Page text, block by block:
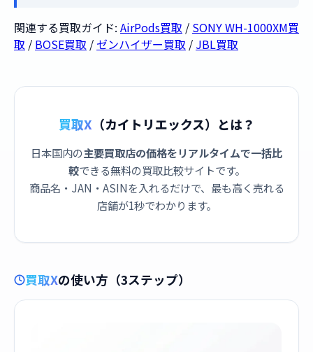
関連する買取ガイド: AirPods買取 / SONY WH-1000XM買
取 / BOSE買取 / ゼンハイザー買取 / JBL買取
買取X （カイトリエックス）とは？
日本国内の主要買取店の価格をリアルタイムで一括比
較できる無料の買取比較サイトです。
商品名・JAN・ASINを入れるだけで、最も高く売れる
店舗が1秒でわかります。
買取Xの使い方（3ステップ）